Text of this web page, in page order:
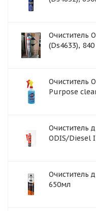
Очиститель
(Ds4633),
Очиститель
Purpose
Очиститель
ODIS/Diesel
Очиститель
650мл